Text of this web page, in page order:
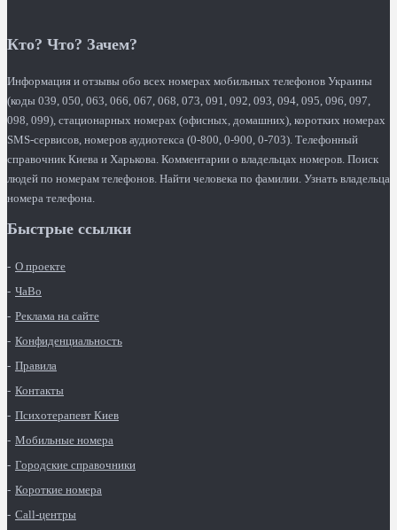
Кто? Что? Зачем?
Информация и отзывы обо всех номерах мобильных телефонов Украины
(коды 039, 050, 063, 066, 067, 068, 073, 091, 092, 093, 094, 095, 096, 097,
098, 099), стационарных номерах (офисных, домашних), коротких номерах
SMS-сервисов, номеров аудиотекса (0-800, 0-900, 0-703). Телефонный
справочник Киева и Харькова. Комментарии о владельцах номеров. Поиск
людей по номерам телефонов. Найти человека по фамилии. Узнать владельца
номера телефона.
Быстрые ссылки
О проекте
ЧаВо
Реклама на сайте
Конфиденциальность
Правила
Контакты
Психотерапевт Киев
Мобильные номера
Городские справочники
Короткие номера
Call-центры